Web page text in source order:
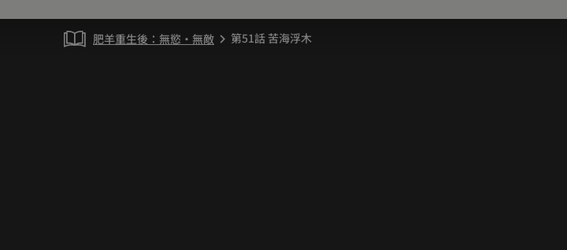
肥羊重生後：無慾·無敵 chevron_right 第51話 苦海浮木